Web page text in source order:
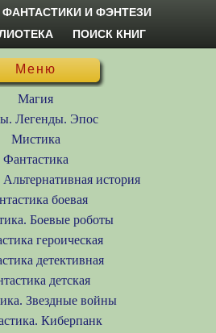
И ФЭНТЕЗИ
ПОИСК КНИГ
Меню
Магия
Легенды. Эпос
Мистика
Фантастика
история
боевая
Боевые роботы
героическая
детективная
детская
Звездные войны
Киберпанк